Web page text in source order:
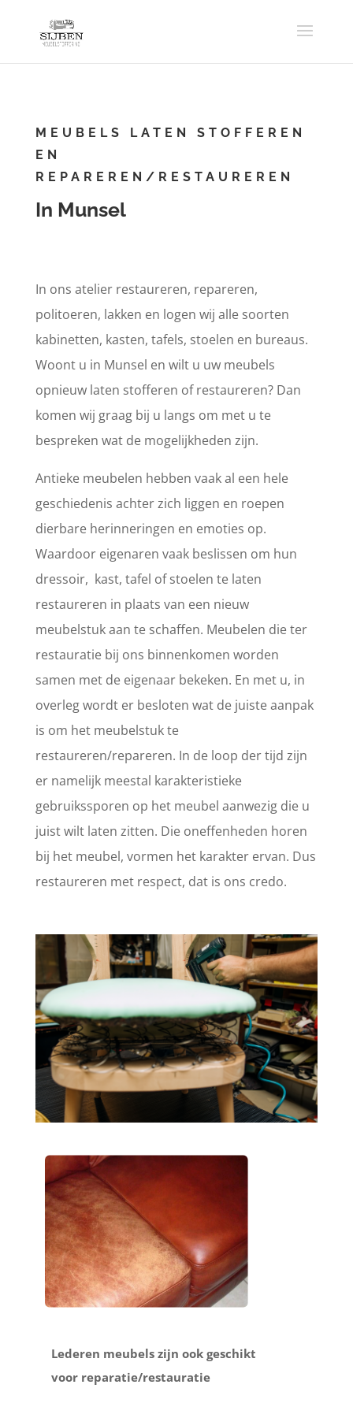
MEUBELS LATEN STOFFEREN
EN
REPAREREN/RESTAUREREN
In Munsel
In ons atelier restaureren, repareren,
politoeren, lakken en logen wij alle soorten
kabinetten, kasten, tafels, stoelen en bureaus.
Woont u in Munsel en wilt u uw meubels
opnieuw laten stofferen of restaureren? Dan
komen wij graag bij u langs om met u te
bespreken wat de mogelijkheden zijn.
Antieke meubelen hebben vaak al een hele
geschiedenis achter zich liggen en roepen
dierbare herinneringen en emoties op.
Waardoor eigenaren vaak beslissen om hun
dressoir, kast, tafel of stoelen te laten
restaureren in plaats van een nieuw
meubelstuk aan te schaffen. Meubelen die ter
restauratie bij ons binnenkomen worden
samen met de eigenaar bekeken. En met u, in
overleg wordt er besloten wat de juiste aanpak
is om het meubelstuk te
restaureren/repareren. In de loop der tijd zijn
er namelijk meestal karakteristieke
gebruikssporen op het meubel aanwezig die u
juist wilt laten zitten. Die oneffenheden horen
bij het meubel, vormen het karakter ervan. Dus
restaureren met respect, dat is ons credo.
Lederen meubels zijn ook geschikt
voor reparatie/restauratie